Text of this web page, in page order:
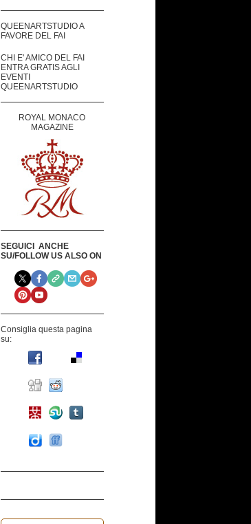
QUEENARTSTUDIO A
FAVORE DEL FAI
CHI E' AMICO DEL FAI
ENTRA GRATIS AGLI
EVENTI
QUEENARTSTUDIO
ROYAL MONACO
MAGAZINE
SEGUICI ANCHE
SU/FOLLOW US ALSO ON
Consiglia questa pagina
su: